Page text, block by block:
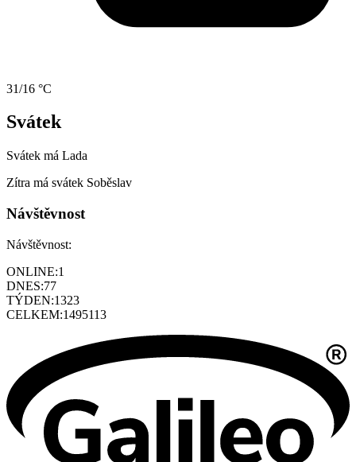
31/16 °C
Svátek
Svátek má Lada
Zítra má svátek Soběslav
Návštěvnost
Návštěvnost:
ONLINE:1
DNES:77
TÝDEN:1323
CELKEM:1495113